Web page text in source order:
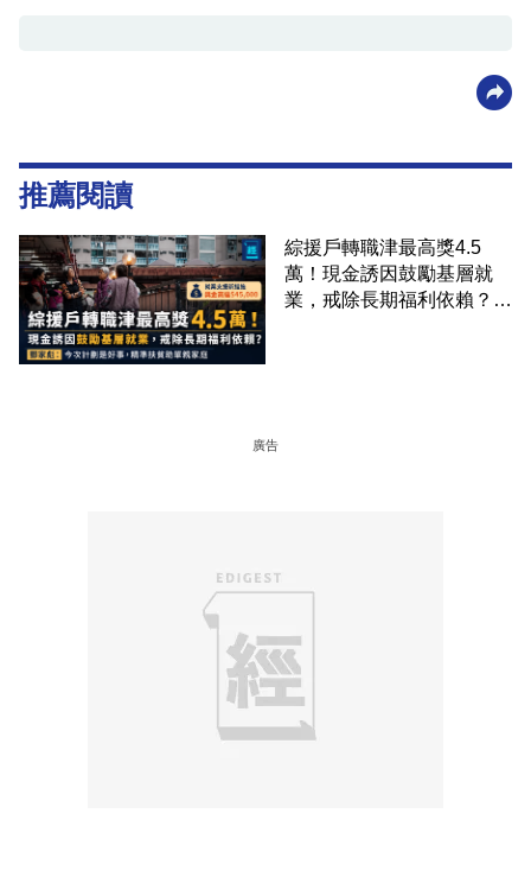
推薦閱讀
綜援戶轉職津最高獎4.5
萬！現金誘因鼓勵基層就
業，戒除長期福利依賴？鄧
廣告